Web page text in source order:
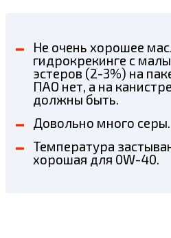
Не очень хорошее
гидрокрекинге с
эстеров (2-3%) на
ПАО нет, а на
должны быть.
Довольно много серы.
Температура
хорошая для 0W-40.